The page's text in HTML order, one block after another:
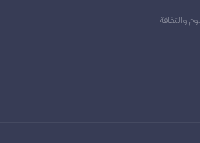
والثقافة